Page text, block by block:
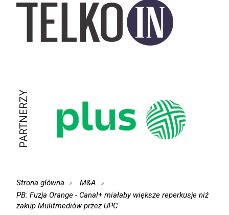
PARTNERZY
Strona główna
M&A
PB: Fuzja Orange - Canal+ miałaby większe reperkusje niż
zakup Mulitmediów przez UPC